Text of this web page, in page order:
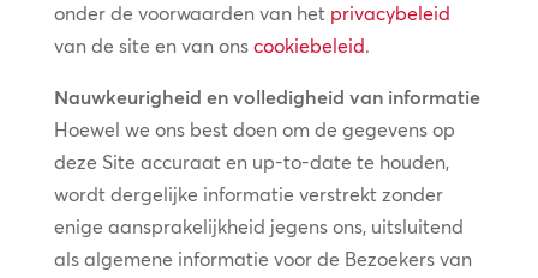
onder de voorwaarden van het privacybeleid
van de site en van ons cookiebeleid.
Nauwkeurigheid en volledigheid van informatie
Hoewel we ons best doen om de gegevens op
deze Site accuraat en up-to-date te houden,
wordt dergelijke informatie verstrekt zonder
enige aansprakelijkheid jegens ons, uitsluitend
als algemene informatie voor de Bezoekers van